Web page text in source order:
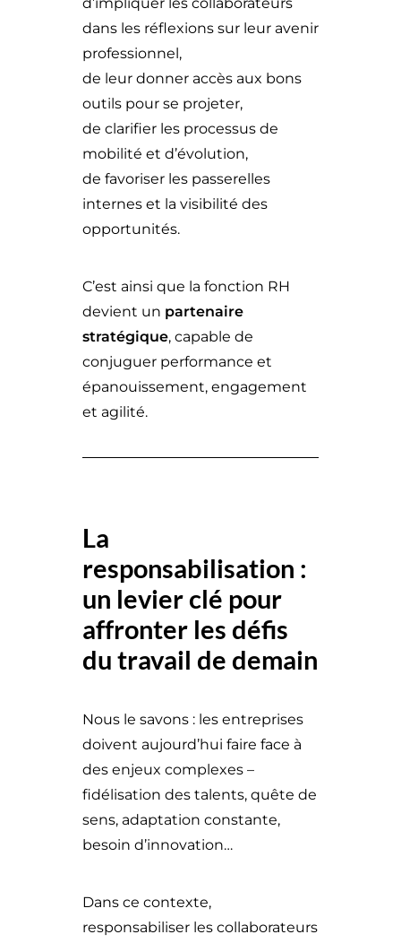
dans les réflexions sur leur avenir
professionnel,
de leur donner accès aux bons
outils pour se projeter,
de clarifier les processus de
mobilité et d’évolution,
de favoriser les passerelles
internes et la visibilité des
opportunités.
C’est ainsi que la fonction RH
devient un partenaire
stratégique, capable de
conjuguer performance et
épanouissement, engagement
et agilité.
La
responsabilisation :
un levier clé pour
affronter les défis
du travail de demain
Nous le savons : les entreprises
doivent aujourd’hui faire face à
des enjeux complexes –
fidélisation des talents, quête de
sens, adaptation constante,
besoin d’innovation…
Dans ce contexte,
responsabiliser les collaborateurs